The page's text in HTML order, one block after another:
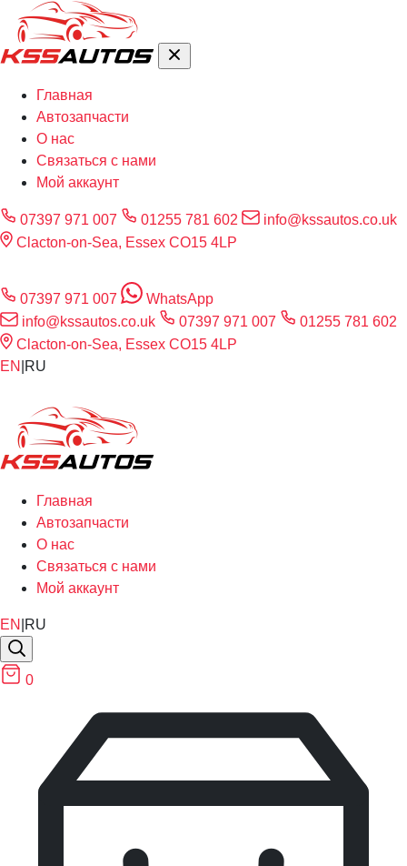
Главная
Автозапчасти
О нас
Связаться с нами
Мой аккаунт
07397 971 007 01255 781 602
info@kssautos.co.uk
Clacton-on-Sea, Essex CO15 4LP
07397 971 007
WhatsApp
info@kssautos.co.uk
07397 971 007
01255 781 602
Clacton-on-Sea, Essex CO15 4LP
EN RU
Главная
Автозапчасти
О нас
Связаться с нами
Мой аккаунт
EN RU
0